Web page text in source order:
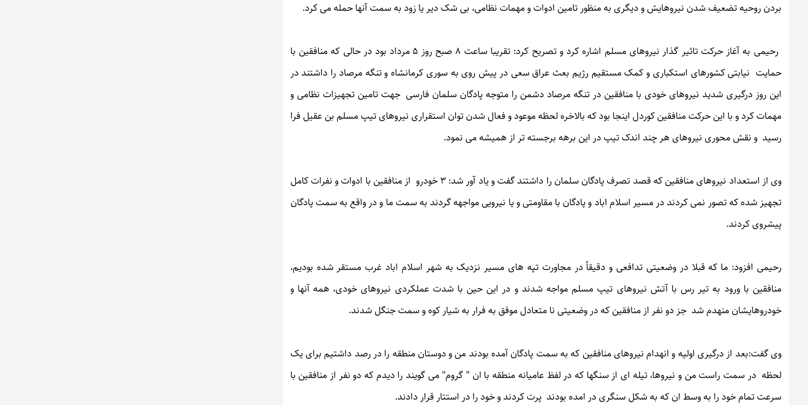
بردن روحیه تضعیف شدن نیروهایش و دیگری به منظور تامین ادوات و مهمات نظامی، بی شک دیر یا زود به سمت آنها حمله می کرد.
رحیمی به آغاز حرکت تاثیر گذار نیروهای مسلم اشاره کرد و تصریح کرد: تقریبا ساعت 8 صبح روز 5 مرداد بود در حالی که منافقین با
حمایت نیابتی کشورهای استکباری و کمک مستقیم رژیم بعث عراق سعی در پیش روی به سوری کرمانشاه و تنگه مرصاد را داشتند در
این روز درگیری شدید نیروهای خودی با منافقین در تنگه مرصاد دشمن را متوجه پادگان سلمان فارسی جهت تامین تجهیزات نظامی و
مهمات کرد و با این حرکت منافقین کوردل اینجا بود که بالاخره لحظه موعود و فعال شدن توان استقراری نیروهای تیپ مسلم بن عقیل فرا
رسید و نقش محوری نیروهای هر چند اندک تیپ در این برهه برجسته تر از همیشه می نمود.
وی از استعداد نیروهای منافقین که قصد تصرف پادگان سلمان را داشتند گفت و یاد آور شد: 3 خودرو از منافقین با ادوات و نفرات کامل
تجهیز شده که تصور نمی کردند در مسیر اسلام اباد و پادگان با مقاومتی و یا نیرویی مواجهه گردند به سمت ما و در واقع به سمت پادگان
پیشروی کردند.
رحیمی افزود: ما که قبلا در وضعیتی تدافعی و دقیقاً در مجاورت تپه های مسیر نزدیک به شهر اسلام اباد غرب مستقر شده بودیم،
منافقین با ورود به تیر رس با آتش نیروهای تیپ مسلم مواجه شدند و در این حین با شدت عملکردی نیروهای خودی، همه آنها و
خودروهایشان منهدم شد جز دو نفر از منافقین که در وضعیتی نا متعادل موفق به فرار به شیار کوه و سمت جنگل شدند.
وی گفت:بعد از درگیری اولیه و انهدام نیروهای منافقین که به سمت پادگان آمده بودند من و دوستان منطقه را در رصد داشتیم برای یک
لحظه در سمت راست من و نیروها، تیله ای از سنگها که در لفظ عامیانه منطقه با ان " گروم" می گویند را دیدم که دو نفر از منافقین با
سرعت تمام خود را به وسط ان که به شکل سنگری در امده بودند پرت کردند و خود را در استتار قرار دادند.